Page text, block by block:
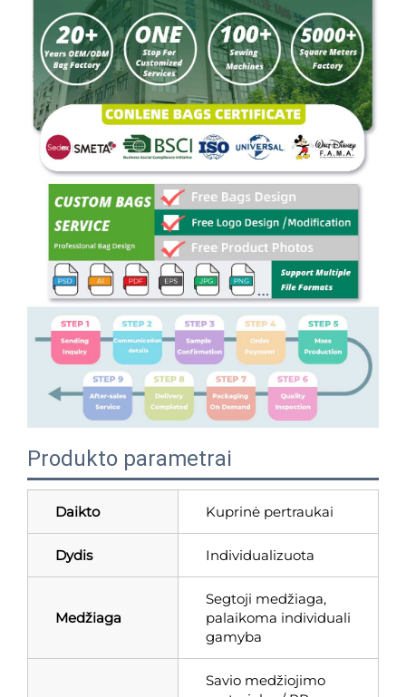
Produkto parametrai
Daikto Kuprinė pertraukai
Dydis Individualizuota
Medžiaga
Segtoji medžiaga,
palaikoma individuali
gamyba
Savio medžiojimo